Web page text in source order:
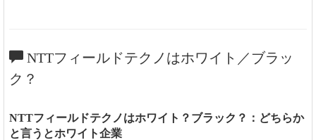
NTTフィールドテクノはホワイト／ブラッ
ク？
NTTフィールドテクノはホワイト？ブラック？：どちらか
と言うとホワイト企業